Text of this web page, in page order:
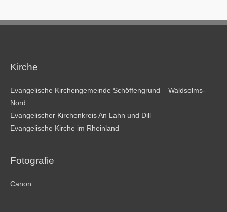
Kirche
Evangelische Kirchengemeinde Schöffengrund – Waldsolms-
Nord
Evangelischer Kirchenkreis An Lahn und Dill
Evangelische Kirche im Rheinland
Fotografie
Canon